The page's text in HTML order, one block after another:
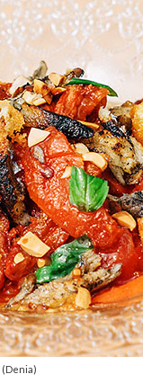
(Denia)